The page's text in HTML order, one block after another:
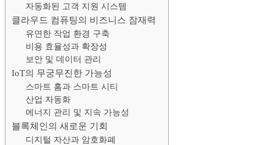
자동화된 고객 지원 시스템
클라우드 컴퓨팅의 비즈니스 잠재력
유연한 작업 환경 구축
비용 효율성과 확장성
보안 및 데이터 관리
IoT의 무궁무진한 가능성
스마트 홈과 스마트 시티
산업 자동화
에너지 관리 및 지속 가능성
블록체인의 새로운 기회
디지털 자산과 암호화폐